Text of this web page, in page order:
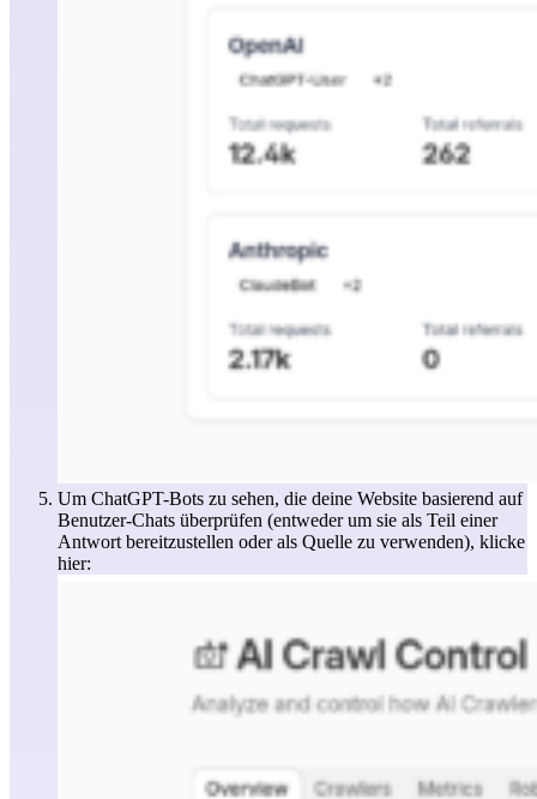
Um ChatGPT-Bots zu sehen, die deine Website basierend auf
Benutzer-Chats überprüfen (entweder um sie als Teil einer
Antwort bereitzustellen oder als Quelle zu verwenden), klicke
hier: